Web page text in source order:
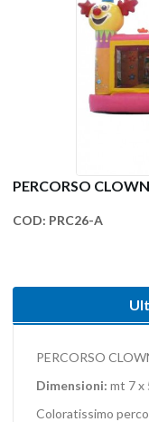
PERCORSO
COD: PRC26-A
PERCORSO
Dimensioni: mt 7 x
Coloratissimo